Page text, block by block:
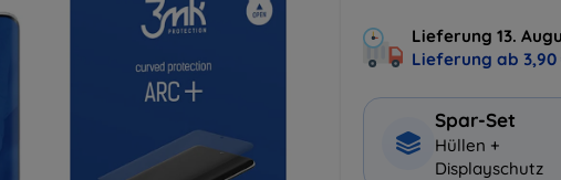
Lieferung 13.
Lieferung ab 3,90
Spar-Set
Hüllen +
Displayschutz